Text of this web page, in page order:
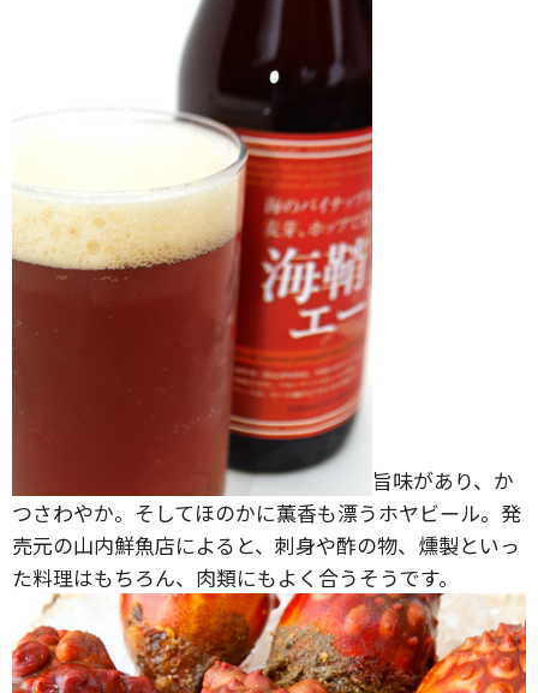
旨味があり、か
つさわやか。そしてほのかに薫香も漂うホヤビール。発
売元の山内鮮魚店によると、刺身や酢の物、燻製といっ
た料理はもちろん、肉類にもよく合うそうです。